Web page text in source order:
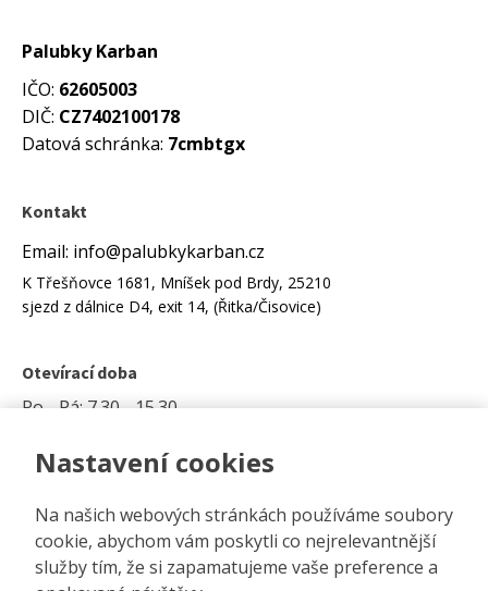
Palubky Karban
IČO: 62605003
DIČ: CZ7402100178
Datová schránka: 7cmbtgx
Kontakt
Email: info@palubkykarban.cz
K Třešňovce 1681, Mníšek pod Brdy, 25210
sjezd z dálnice D4, exit 14, (Řitka/Čisovice)
Otevírací doba
Po - Pá: 7.30 - 15.30
Možnost platby kartou na prodejně.
Nastavení cookies
Na našich webových stránkách používáme soubory
cookie, abychom vám poskytli co nejrelevantnější
služby tím, že si zapamatujeme vaše preference a